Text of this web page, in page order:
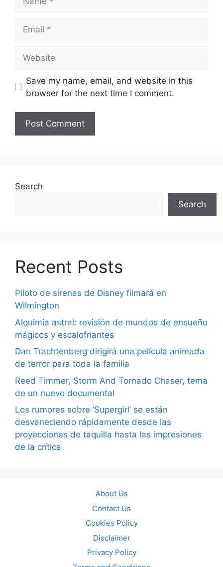
Save my name, email, and website in this
browser for the next time I comment.
Search
Search
Recent Posts
Piloto de sirenas de Disney filmará en
Wilmington
Alquimia astral: revisión de mundos de ensueño
mágicos y escalofriantes
Dan Trachtenberg dirigirá una película animada
de terror para toda la familia
Reed Timmer, Storm And Tornado Chaser, tema
de un nuevo documental
Los rumores sobre ‘Supergirl’ se están
desvaneciendo rápidamente desde las
proyecciones de taquilla hasta las impresiones
de la crítica
About Us
Contact Us
Cookies Policy
Disclaimer
Privacy Policy